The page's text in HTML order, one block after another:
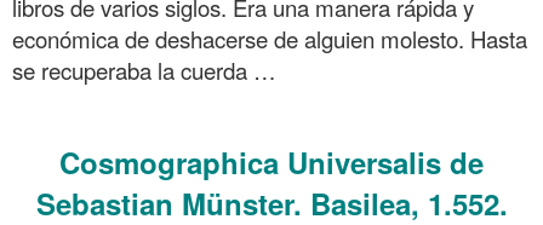
libros de varios siglos. Era una manera rápida y
económica de deshacerse de alguien molesto. Hasta
se recuperaba la cuerda …
Cosmographica Universalis de
Sebastian Münster. Basilea, 1.552.